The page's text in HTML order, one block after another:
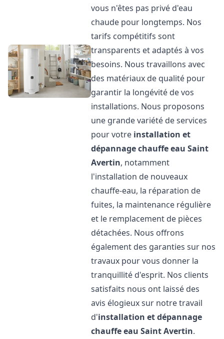
vous n'êtes pas privé d'eau
chaude pour longtemps. Nos
tarifs compétitifs sont
transparents et adaptés à vos
besoins. Nous travaillons avec
des matériaux de qualité pour
garantir la longévité de vos
installations. Nous proposons
une grande variété de services
pour votre installation et
dépannage chauffe eau Saint
Avertin, notamment
l'installation de nouveaux
chauffe-eau, la réparation de
fuites, la maintenance régulière
et le remplacement de pièces
détachées. Nous offrons
également des garanties sur nos
travaux pour vous donner la
tranquillité d'esprit. Nos clients
satisfaits nous ont laissé des
avis élogieux sur notre travail
d'installation et dépannage
chauffe eau Saint Avertin.